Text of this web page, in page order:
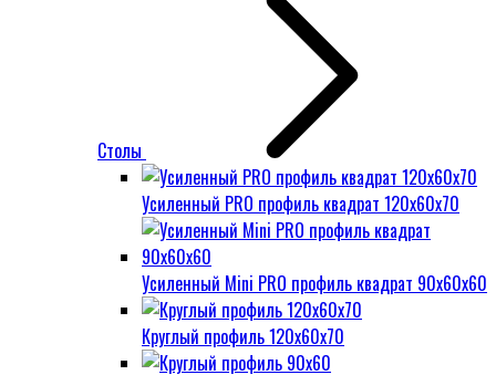
Столы
Усиленный PRO профиль квадрат 120х60х70
Усиленный Mini PRO профиль квадрат 90х60х60
Круглый профиль 120х60х70